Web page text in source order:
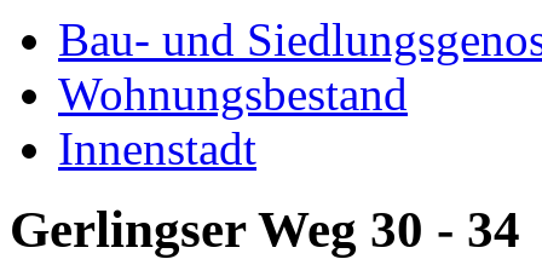
Bau- und
Wohnungsbestand
Innenstadt
Gerlingser Weg 30 - 34